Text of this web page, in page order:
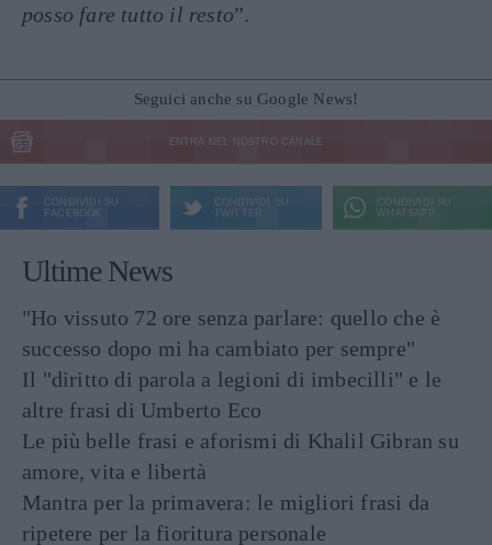
posso fare tutto il resto”.
Seguici anche su Google News!
ENTRA NEL NOSTRO CANALE
CONDIVIDI SU
FACEBOOK
CONDIVIDI SU
TWITTER
CONDIVIDI SU
WHATSAPP
Ultime News
"Ho vissuto 72 ore senza parlare: quello che è
successo dopo mi ha cambiato per sempre"
Il "diritto di parola a legioni di imbecilli" e le
altre frasi di Umberto Eco
Le più belle frasi e aforismi di Khalil Gibran su
amore, vita e libertà
Mantra per la primavera: le migliori frasi da
ripetere per la fioritura personale